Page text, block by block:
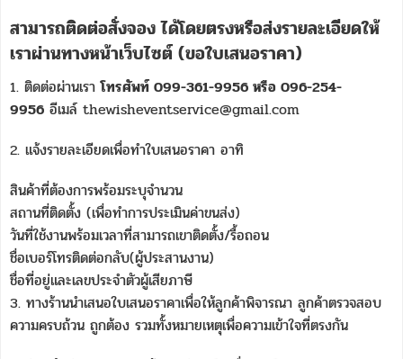
สามารถติดต่อสั่งจอง ได้โดยตรงหรือส่งรายละเอียดให้
เราผ่านทางหน้าเว็บไซต์ (ขอใบเสนอราคา)
1. ติดต่อผ่านเราโทรศัพท์ 099-361-9956 หรือ 096-254-
9956 อีเมล์ thewisheventservice@gmail.com
2. แจ้งรายละเอียดเพื่อทำใบเสนอราคา อาทิ
สินค้าที่ต้องการพร้อมระบุจำนวน
สถานที่ติดตั้ง (เพื่อทำการประเมินค่าขนส่ง)
วันที่ใช้งานพร้อมเวลาที่สามารถเขาติดตั้ง/รื้อถอน
ชื่อเบอร์โทรติดต่อกลับ(ผู้ประสานงาน)
ชื่อที่อยู่และเลขประจำตัวผู้เสียภาษี
3. ทางร้านนำเสนอใบเสนอราคาเพื่อให้ลูกค้าพิจารณา ลูกค้าตรวจสอบ
ความครบถ้วน ถูกต้อง รวมทั้งหมายเหตุเพื่อความเข้าใจที่ตรงกัน